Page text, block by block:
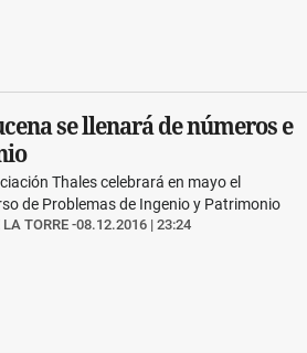
se llenará de números e
LA TORRE 08.12.2016 | 23:24
Thales celebrará en mayo el
de Problemas de Ingenio y Patrimonio